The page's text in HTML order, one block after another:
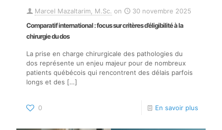
Marcel Mazaltarim, M.Sc. on
30 novembre 2025
Comparatif international : focus sur critères d’éligibilité à la
chirurgie du dos
La prise en charge chirurgicale des pathologies du
dos représente un enjeu majeur pour de nombreux
patients québécois qui rencontrent des délais parfois
longs et des […]
0 En savoir plus